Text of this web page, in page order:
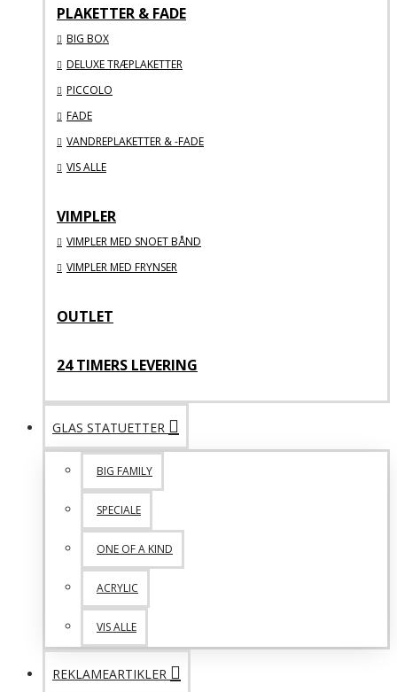
PLAKETTER & FADE
BIG BOX
DELUXE TRÆPLAKETTER
PICCOLO
FADE
VANDREPLAKETTER & -FADE
VIS ALLE
VIMPLER
VIMPLER MED SNOET BÅND
VIMPLER MED FRYNSER
OUTLET
24 TIMERS LEVERING
GLAS STATUETTER
BIG FAMILY
SPECIALE
ONE OF A KIND
ACRYLIC
VIS ALLE
REKLAMEARTIKLER